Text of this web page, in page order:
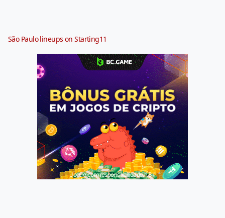
São Paulo lineups on Starting11
Jogue com responsabilidade. 18+